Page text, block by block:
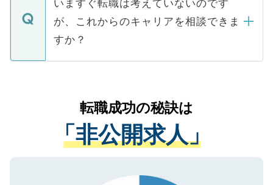
に、医療機関が求める条件に合った人材の
みを人材紹介会社に依頼するケースが増え
ています。
ますので、ご安心ください。
などで収集したご登録者様の個人情報は、
ご本人のキャリアアップおよび転職活動の
支援を目的に使用いたします。お預かりし
ているすべての個人データはご本人の許可
は、個人情報の取り扱いについての厳密な
管理基準を満たした事業者のみに付与され
る、プライバシーマークを取得済みです。
ご登録いただいた個人情報は、SSL（デー
で、機密保持に関してもご安心ください。
いますぐ転職は考えていないのです
が、これからのキャリアを相談できま
すか？
かがいして、現在の医療機関の状況や紹介
経験をまじえながら、適切なアドバイスを
させていただきます。すぐにご転職をされ
ない方には、長期的なサポートが可能です
ので、まずはご登録ください。
転職成功の秘訣は
「非公開求人」